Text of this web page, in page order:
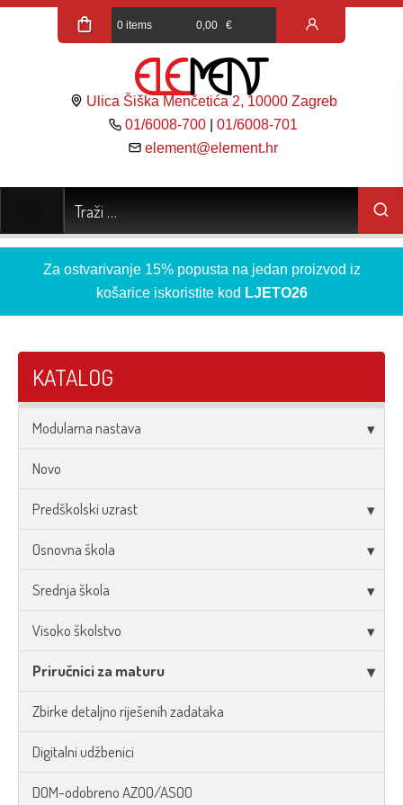
0 items 0,00 €
Ulica Šiška Menčetića 2, 10000 Zagreb
01/6008-700 |01/6008-701
element@element.hr
Za ostvarivanje 15% popusta na jedan proizvod iz
košarice iskoristite kod LJETO26
KATALOG
Modularna nastava
Novo
Predškolski uzrast
Osnovna škola
Srednja škola
Visoko školstvo
Priručnici za maturu
Zbirke detaljno riješenih zadataka
Digitalni udžbenici
DOM-odobreno AZOO/ASOO